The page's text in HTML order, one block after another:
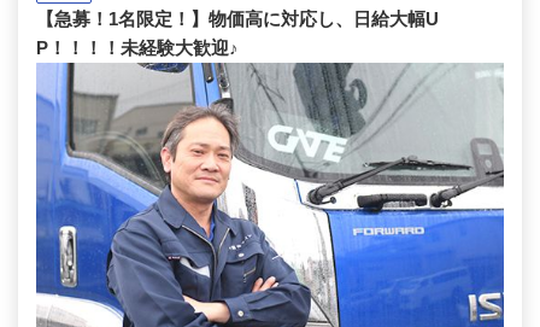
【急募！1名限定！】物価高に対応し、日給大幅U
P！！！！未経験大歓迎♪